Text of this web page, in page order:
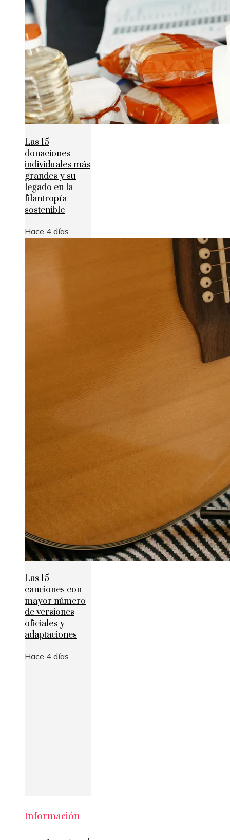
Las 15
donaciones
individuales más
grandes y su
legado en la
filantropía
sostenible
Hace 4 días
Las 15
canciones con
mayor número
de versiones
oficiales y
adaptaciones
Hace 4 días
Información